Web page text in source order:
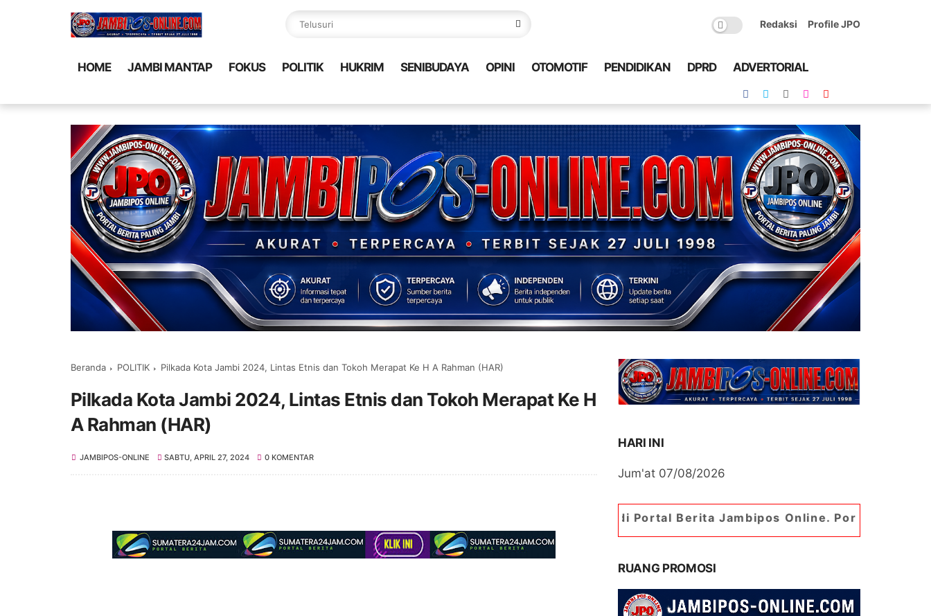
Redaksi Profile JPO
HOME JAMBI MANTAP FOKUS POLITIK HUKRIM SENIBUDAYA OPINI OTOMOTIF PENDIDIKAN DPRD ADVERTORIAL
Beranda POLITIK Pilkada Kota Jambi 2024, Lintas Etnis dan Tokoh Merapat Ke H A Rahman (HAR)
Pilkada Kota Jambi 2024, Lintas Etnis dan Tokoh Merapat Ke H
A Rahman (HAR)
JAMBIPOS-ONLINE SABTU, APRIL 27, 2024 0 KOMENTAR
HARI INI
Jum'at 07/08/2026
Selamat Datang di Portal Berita Jambipos Online. Portal Berita Paling
RUANG PROMOSI